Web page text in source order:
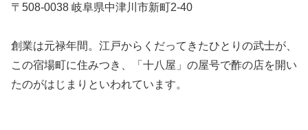
〒508-0038 岐阜県中津川市新町2-40
創業は元禄年間。江戸からくだってきたひとりの武士が、
この宿場町に住みつき、「十八屋」の屋号で酢の店を開い
たのがはじまりといわれています。